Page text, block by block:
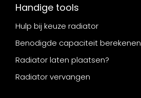
Handige tools
Hulp bij keuze radiator
Benodigde capaciteit berekenen
Radiator laten plaatsen?
Radiator vervangen